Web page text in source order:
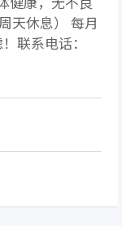
天休息） 每月
联系电话：